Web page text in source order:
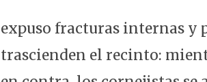
expuso fracturas internas y
trascienden el recinto: